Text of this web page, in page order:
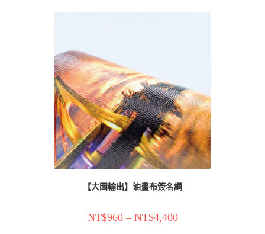
【大圖輸出】油畫布簽名綢
NT$960– NT$4,400